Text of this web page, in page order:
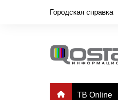
Городская справка
ТВ Online